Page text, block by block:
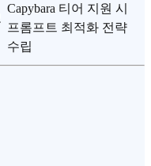
Capybara 티어 지원 시
프롬프트 최적화 전략
수립